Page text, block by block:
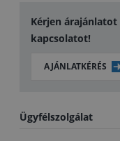
Kérjen
kapcsolatot!
AJÁNLATKÉRÉS
Ügyfélszolgálat